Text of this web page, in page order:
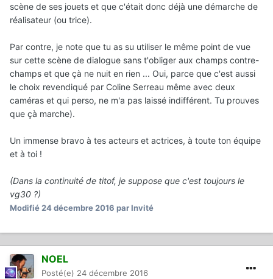
scène de ses jouets et que c'était donc déjà une démarche de
réalisateur (ou trice).
Par contre, je note que tu as su utiliser le même point de vue
sur cette scène de dialogue sans t'obliger aux champs contre-
champs et que çà ne nuit en rien ... Oui, parce que c'est aussi
le choix revendiqué par Coline Serreau même avec deux
caméras et qui perso, ne m'a pas laissé indifférent. Tu prouves
que çà marche).
Un immense bravo à tes acteurs et actrices, à toute ton équipe
et à toi !
(Dans la continuité de titof, je suppose que c'est toujours le
vg30 ?)
Modifié24 décembre 2016 par Invité
NOEL
Posté(e) 24 décembre 2016